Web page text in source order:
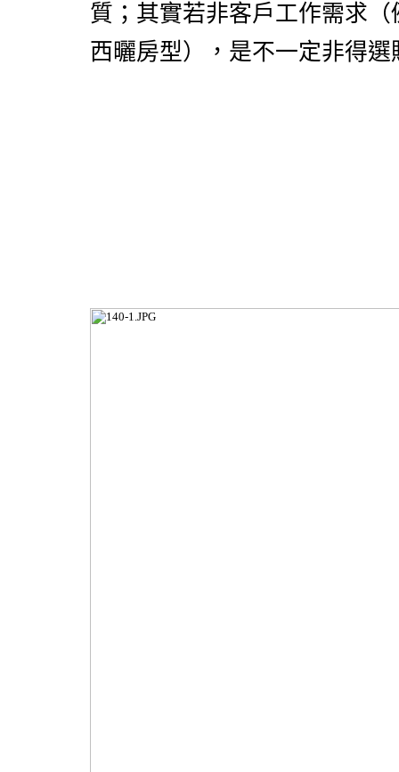
質；其實若非客戶工作需求
西曬房型），是不一定非得選